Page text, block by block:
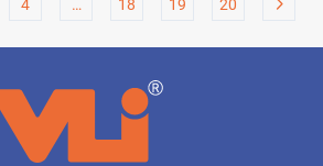
4 … 18 19 20